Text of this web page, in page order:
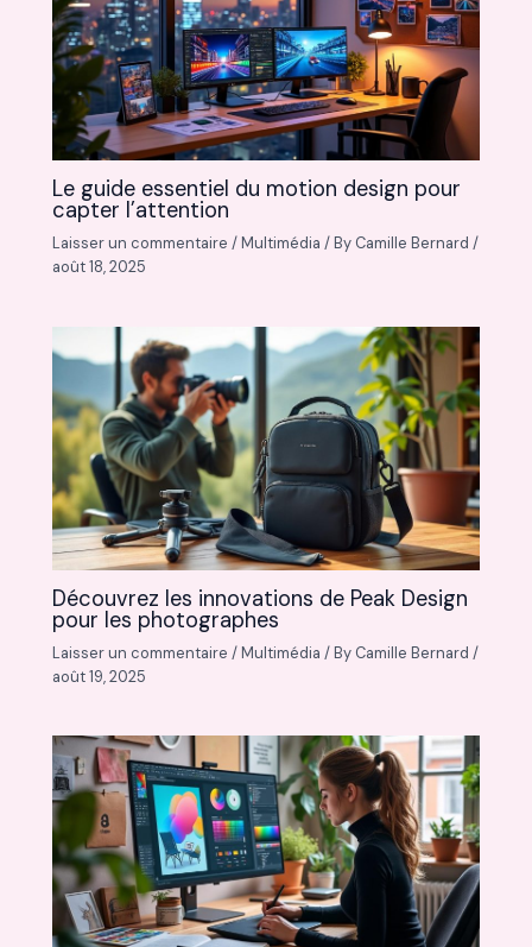
Le guide essentiel du motion design pour
capter l’attention
Laisser un commentaire /Multimédia / By Camille Bernard/
août 18, 2025
Découvrez les innovations de Peak Design
pour les photographes
Laisser un commentaire /Multimédia / By Camille Bernard/
août 19, 2025